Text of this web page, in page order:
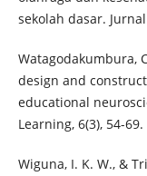
sekolah dasar.
Watagodakumbura,
design and
educational
Learning, 6(3), 54-69.
Wiguna, I. K. W., &